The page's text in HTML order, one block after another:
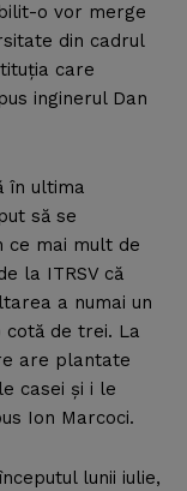
o vor merge
din cadrul
care
inginerul Dan
în ultima
să se
ce mai mult de
la ITRSV că
a numai un
de trei. La
are plantate
casei şi i le
Ion Marcoci.
lunii iulie,